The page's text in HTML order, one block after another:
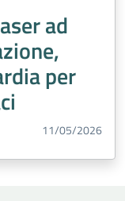
PDTA
Mentale
Sport
ad
per
11/05/2026